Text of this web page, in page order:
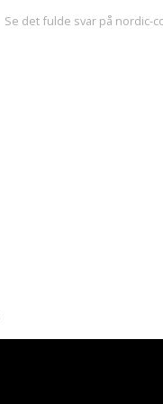
Se det fulde svar på nordic-